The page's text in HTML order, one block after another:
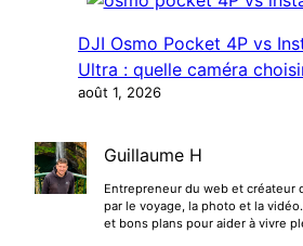
DJI Osmo Pocket 4P vs
Ultra : quelle caméra
août 1, 2026
Guillaume H
Entrepreneur du web et créateur
par le voyage, la photo et la
et bons plans pour aider à vivre